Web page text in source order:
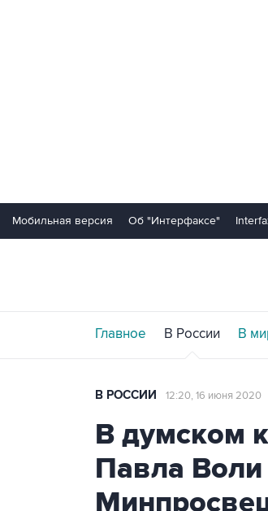
Мобильная версия Об "Интерфаксе"
Главное В России В
В РОССИИ 12:20, 16 июня 2020
В думском
Павла Воли